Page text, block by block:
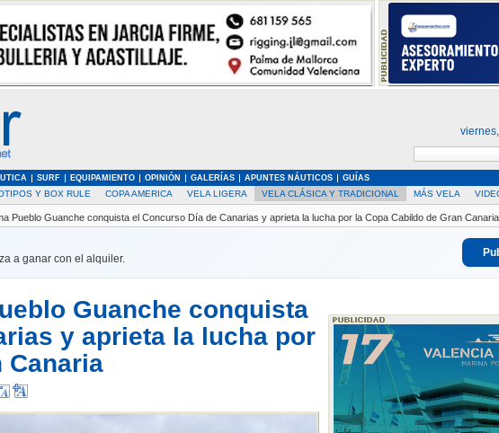
SURF EQUIPAMIENTO OPINIÓN GALERÍAS APUNTES NÁUTICOS GUÍAS
Y BOX RULE COPA AMERICA VELA LIGERA VELA CLÁSICA Y TRADICIONAL MÁS VELA
Pueblo Guanche conquista el Concurso Día de Canarias y aprieta la lucha por la Copa Cabildo de Gran Canaria
a ganar con el alquiler.
Guanche conquista
y aprieta la lucha por
Canaria